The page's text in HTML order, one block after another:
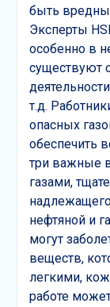
быть
Эксперты
особенно в
существуют
т.д.
опасных
обеспечить
три важные
газами,
нефтяной и
могут
веществ,
легкими,
работе